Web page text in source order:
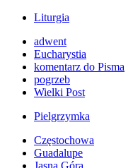
Liturgia
adwent
Eucharystia
komentarz do Pisma
pogrzeb
Wielki Post
Pielgrzymka
Częstochowa
Guadalupe
Jasna Góra